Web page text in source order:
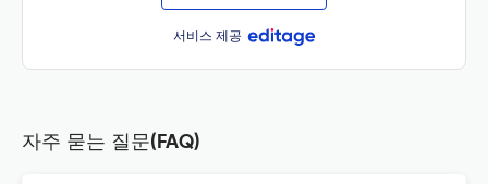
서비스 제공
자주 묻는 질문(FAQ)